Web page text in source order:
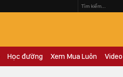
Học đường Xem Mua Luôn Video